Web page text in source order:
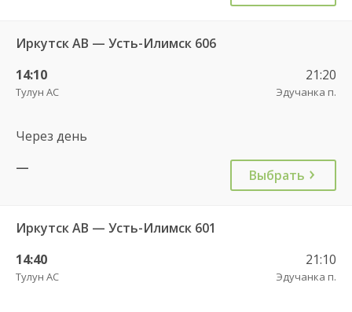
Иркутск АВ — Усть-Илимск 606
14:10
Тулун АС
21:20
Эдучанка п.
Через день
—
Выбрать
Иркутск АВ — Усть-Илимск 601
14:40
Тулун АС
21:10
Эдучанка п.